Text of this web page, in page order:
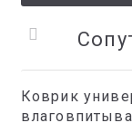
Коврик